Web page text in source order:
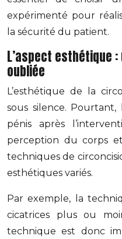
expérimenté pour
la sécurité du patient.
L’aspect esthétique
oubliée
L’esthétique de la
sous silence.
pénis après
perception du corps
techniques de
esthétiques variés.
Par exemple, la
cicatrices plus ou
technique est donc